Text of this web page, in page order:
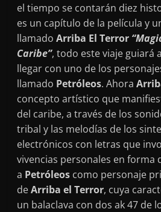
el tiempo se contarán diez
es un capítulo de la película y
llamadoArriba El Terror
Caribe”, todo este viaje guiará
llegar con uno de los
llamado Petróleos. Ahora
concepto artístico que
del caribe, a través de los
tribal y las melodías de los
electrónicos con letras que
vivencias personales en forma
a Petróleos como personaje
deArriba el Terror, cuya
un balaclava con dos ak 47 de